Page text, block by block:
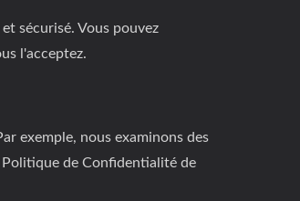
sécurisé. Vous pouvez
l'acceptez.
exemple, nous examinons des
Politique de Confidentialité de